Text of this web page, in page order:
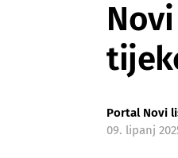
Portal Novi
09. lipanj